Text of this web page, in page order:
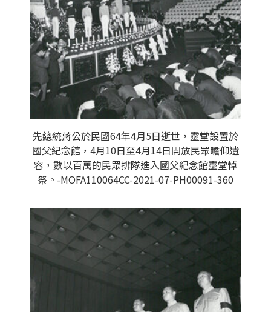
先總統蔣公於民國64年4月5日逝世，靈堂設置於
國父紀念館，4月10日至4月14日開放民眾瞻仰遺
容，數以百萬的民眾排隊進入國父紀念館靈堂悼
祭。-MOFA110064CC-2021-07-PH00091-360